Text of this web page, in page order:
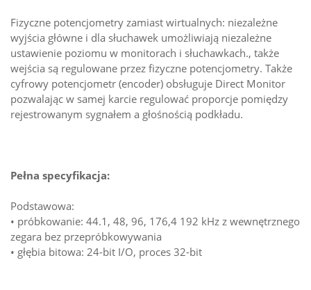
Fizyczne potencjometry zamiast wirtualnych: niezależne
wyjścia główne i dla słuchawek umożliwiają niezależne
ustawienie poziomu w monitorach i słuchawkach., także
wejścia są regulowane przez fizyczne potencjometry. Także
cyfrowy potencjometr (encoder) obsługuje Direct Monitor
pozwalając w samej karcie regulować proporcje pomiędzy
rejestrowanym sygnałem a głośnością podkładu.
Pełna specyfikacja:
Podstawowa:
• próbkowanie: 44.1, 48, 96, 176,4 192 kHz z wewnętrznego
zegara bez przepróbkowywania
• głębia bitowa: 24-bit I/O, proces 32-bit